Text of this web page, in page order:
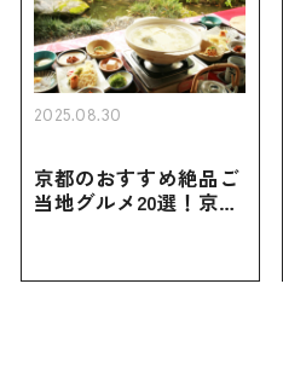
2025.08.30
京都のおすすめ絶品ご
当地グルメ20選！京都